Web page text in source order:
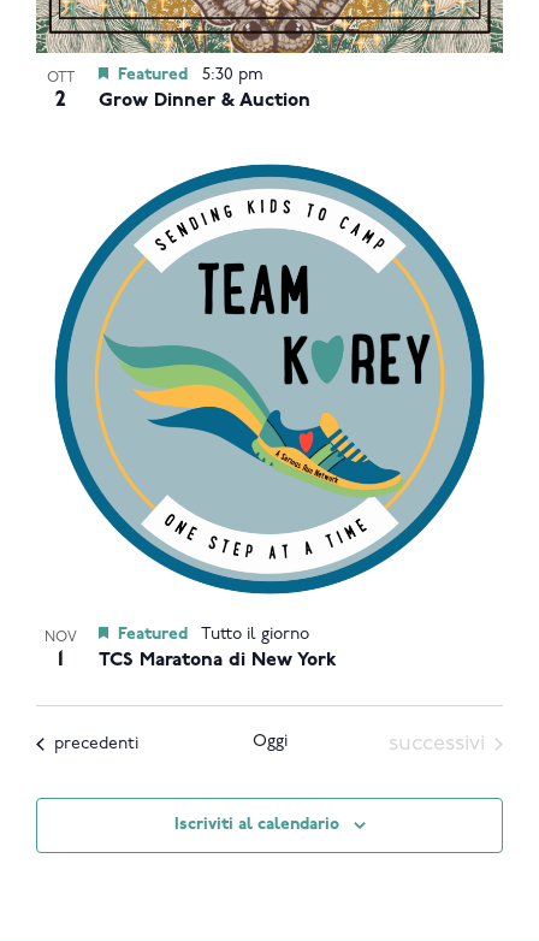
OTT
2 Grow Dinner & Auction
Featured 5:30 pm
NOV
1 TCS Maratona di New York
Featured Tutto il giorno
Eventi
precedenti Oggi Eventi
successivi
Iscriviti al calendario